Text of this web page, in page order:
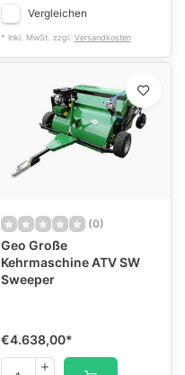
Vergleichen
* Inkl. MwSt. zzgl. Versandkosten
(0)
Geo Große
Kehrmaschine ATV SW
Sweeper
€4.638,00*